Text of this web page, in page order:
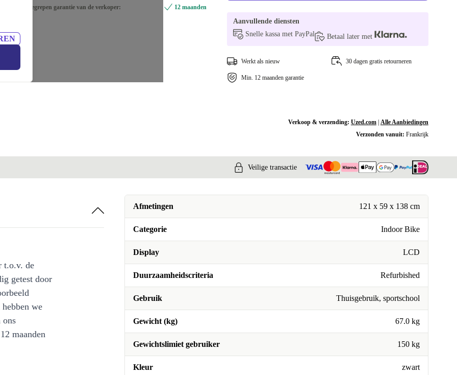
Inbegrepen garantie van de verkoper: 12 maanden
Aanvullende diensten
Snelle kassa met PayPal
Betaal later met
Werkt als nieuw 30 dagen gratis retourneren
Min. 12 maanden garantie
Verkoop & verzending: Uzed.com| Alle Aanbiedingen
Verzonden vanuit: Frankrijk
Veilige transactie
Afmetingen 121 x 59 x 138 cm
Categorie Indoor Bike
Display LCD
Duurzaamheidscriteria Refurbished
Gebruik Thuisgebruik, sportschool
Gewicht (kg) 67.0 kg
Gewichtslimiet gebruiker 150 kg
Kleur zwart
t.o.v. de
getest door
we
ons
maanden